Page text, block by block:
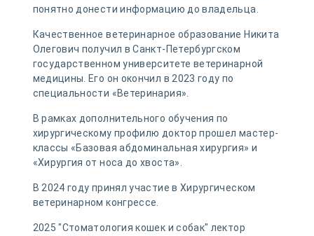
понятно донести информацию до владельца.
Качественное ветеринарное образование Никита
Олегович получил в Санкт-Петербургском
государственном университете ветеринарной
медицины. Его он окончил в 2023 году по
специальности «Ветеринария».
В рамках дополнительного обучения по
хирургическому профилю доктор прошел мастер-
классы «Базовая абдоминальная хирургия» и
«Хирургия от носа до хвоста».
В 2024 году принял участие в Хирургическом
ветеринарном конгрессе.
2025 "Стоматология кошек и собак" лектор